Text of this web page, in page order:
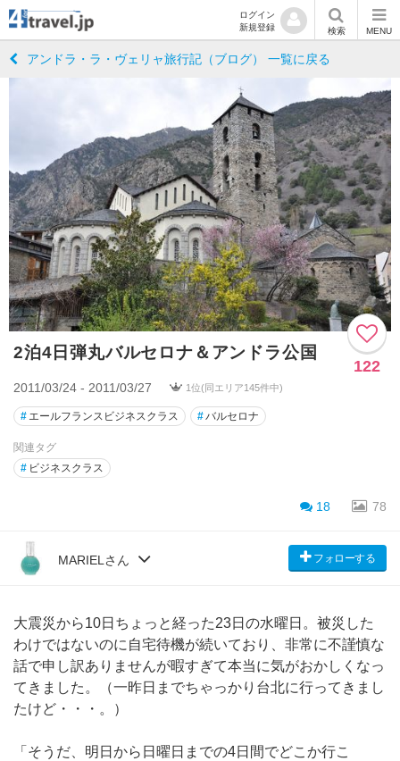
ログイン
新規登録
検索 MENU
アンドラ・ラ・ヴェリャ旅行記（ブログ） 一覧に戻る
2泊4日弾丸バルセロナ＆アンドラ公国
122
2011/03/24 - 2011/03/27 1位(同エリア145件中)
# エールフランスビジネスクラス #バルセロナ
関連タグ
# ビジネスクラス
18 78
MARIELさん フォローする
大震災から10日ちょっと経った23日の水曜日。被災した
わけではないのに自宅待機が続いており、非常に不謹慎な
話で申し訳ありませんが暇すぎて本当に気がおかしくなっ
てきました。（一昨日までちゃっかり台北に行ってきまし
たけど・・・。）
「そうだ、明日から日曜日までの4日間でどこか行こ